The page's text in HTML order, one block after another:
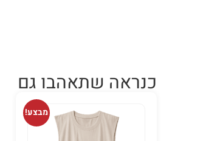
כנראה שתאהבו גם
מבצע!